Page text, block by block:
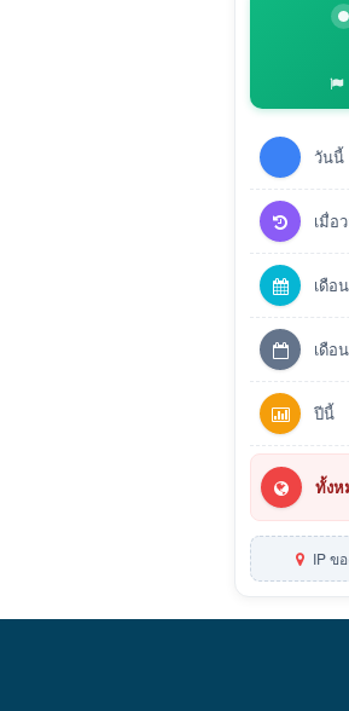
วันนี้
เมื่อ
เดือ
เดือ
ปีนี้
ทั้งห
IP ข